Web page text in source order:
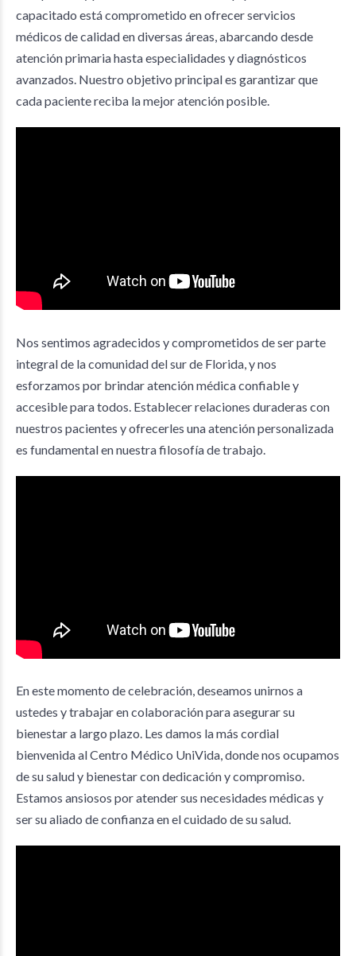
capacitado está comprometido en ofrecer servicios
médicos de calidad en diversas áreas, abarcando desde
atención primaria hasta especialidades y diagnósticos
avanzados. Nuestro objetivo principal es garantizar que
cada paciente reciba la mejor atención posible.
Nos sentimos agradecidos y comprometidos de ser parte
integral de la comunidad del sur de Florida, y nos
esforzamos por brindar atención médica confiable y
accesible para todos. Establecer relaciones duraderas con
nuestros pacientes y ofrecerles una atención personalizada
es fundamental en nuestra filosofía de trabajo.
En este momento de celebración, deseamos unirnos a
ustedes y trabajar en colaboración para asegurar su
bienestar a largo plazo. Les damos la más cordial
bienvenida al Centro Médico UniVida, donde nos ocupamos
de su salud y bienestar con dedicación y compromiso.
Estamos ansiosos por atender sus necesidades médicas y
ser su aliado de confianza en el cuidado de su salud.